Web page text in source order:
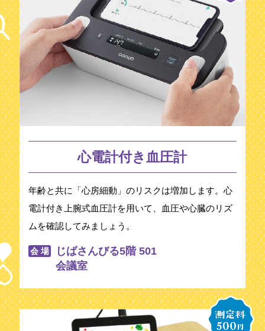
心電計付き血圧計
年齢と共に「心房細動」のリスクは増加します。心
電計付き上腕式血圧計を用いて、血圧や心臓のリズ
ムを確認してみましょう。
会 場
じばさんびる5階 501
会議室